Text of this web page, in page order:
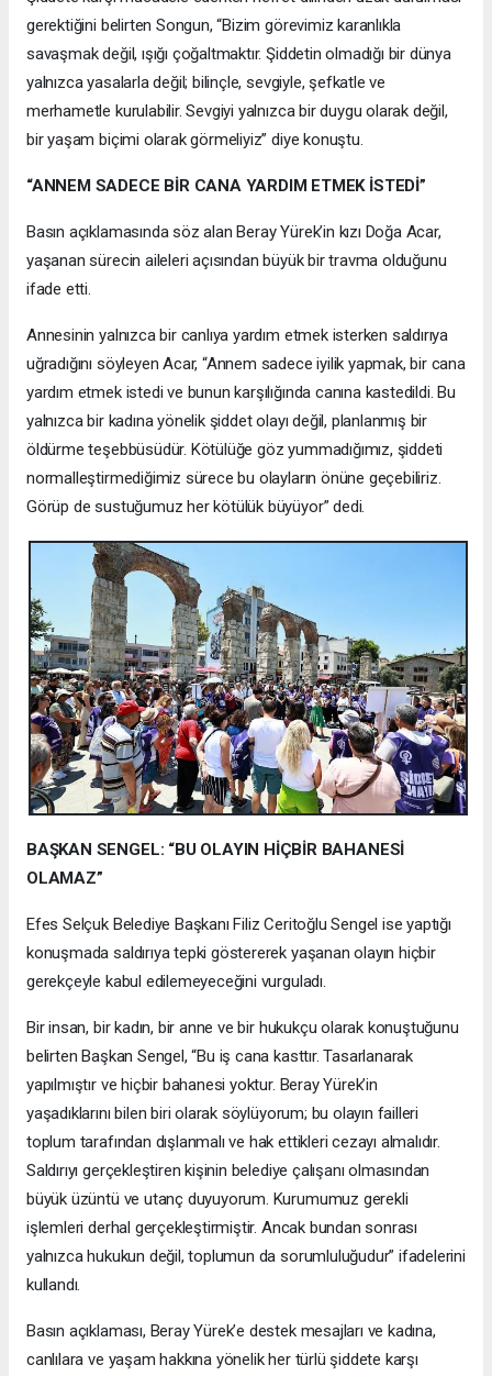
gerektiğini belirten Songun, “Bizim görevimiz karanlıkla
savaşmak değil, ışığı çoğaltmaktır. Şiddetin olmadığı bir dünya
yalnızca yasalarla değil; bilinçle, sevgiyle, şefkatle ve
merhametle kurulabilir. Sevgiyi yalnızca bir duygu olarak değil,
bir yaşam biçimi olarak görmeliyiz” diye konuştu.
“ANNEM SADECE BİR CANA YARDIM ETMEK İSTEDİ”
Basın açıklamasında söz alan Beray Yürek’in kızı Doğa Acar,
yaşanan sürecin aileleri açısından büyük bir travma olduğunu
ifade etti.
Annesinin yalnızca bir canlıya yardım etmek isterken saldırıya
uğradığını söyleyen Acar, “Annem sadece iyilik yapmak, bir cana
yardım etmek istedi ve bunun karşılığında canına kastedildi. Bu
yalnızca bir kadına yönelik şiddet olayı değil, planlanmış bir
öldürme teşebbüsüdür. Kötülüğe göz yummadığımız, şiddeti
normalleştirmediğimiz sürece bu olayların önüne geçebiliriz.
Görüp de sustuğumuz her kötülük büyüyor” dedi.
BAŞKAN SENGEL: “BU OLAYIN HİÇBİR BAHANESİ
OLAMAZ”
Efes Selçuk Belediye Başkanı Filiz Ceritoğlu Sengel ise yaptığı
konuşmada saldırıya tepki göstererek yaşanan olayın hiçbir
gerekçeyle kabul edilemeyeceğini vurguladı.
Bir insan, bir kadın, bir anne ve bir hukukçu olarak konuştuğunu
belirten Başkan Sengel, “Bu iş cana kasttır. Tasarlanarak
yapılmıştır ve hiçbir bahanesi yoktur. Beray Yürek’in
yaşadıklarını bilen biri olarak söylüyorum; bu olayın failleri
toplum tarafından dışlanmalı ve hak ettikleri cezayı almalıdır.
Saldırıyı gerçekleştiren kişinin belediye çalışanı olmasından
büyük üzüntü ve utanç duyuyorum. Kurumumuz gerekli
işlemleri derhal gerçekleştirmiştir. Ancak bundan sonrası
yalnızca hukukun değil, toplumun da sorumluluğudur” ifadelerini
kullandı.
Basın açıklaması, Beray Yürek’e destek mesajları ve kadına,
canlılara ve yaşam hakkına yönelik her türlü şiddete karşı